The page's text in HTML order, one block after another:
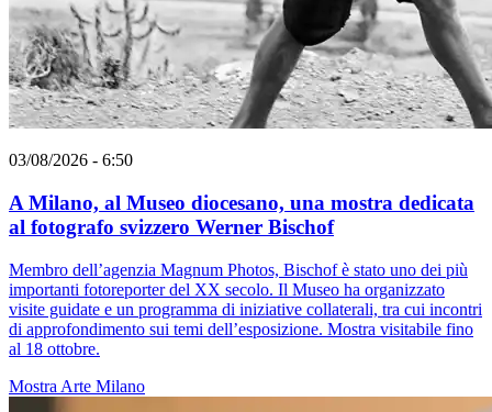
03/08/2026 - 6:50
A Milano, al Museo diocesano, una mostra dedicata
al fotografo svizzero Werner Bischof
Membro dell’agenzia Magnum Photos, Bischof è stato uno dei più
importanti fotoreporter del XX secolo. Il Museo ha organizzato
visite guidate e un programma di iniziative collaterali, tra cui incontri
di approfondimento sui temi dell’esposizione. Mostra visitabile fino
al 18 ottobre.
Mostra Arte Milano